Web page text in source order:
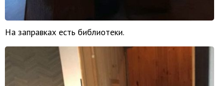
На заправках есть библиотеки.